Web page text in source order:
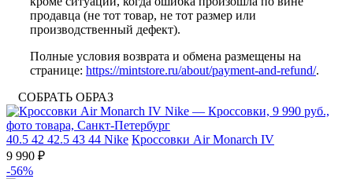
продавца (не тот товар, не тот размер или
производственный дефект).
Полные условия возврата и обмена размещены на
странице: https://mintstore.ru/about/payment-and-refund/.
СОБРАТЬ ОБРАЗ
40.5 42 42.5 43 44 Nike Кроссовки Air Monarch IV
9 990 ₽
-56%